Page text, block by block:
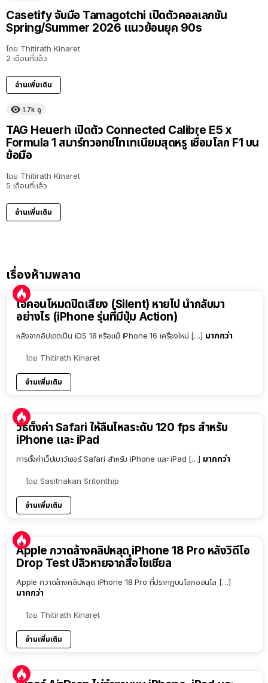
Casetify จับมือ Tamagotchi เปิดตัวคอลเลกชัน
Spring/Summer 2026 แนวย้อนยุค 90s
โดย Thitirath Kinaret
2 เดือนที่แล้ว
อ่านเพิ่มเติม
1.7k ดู
TAG Heuerh เปิดตัว Connected Calibre E5 x
Formula 1 สมาร์ทวอทช์ไทเทเนียมสุดหรู เชื่อมโลก F1 บน
ข้อมือ
โดย Thitirath Kinaret
5 เดือนที่แล้ว
อ่านเพิ่มเติม
เรื่องห้ามพลาด
ไอคอนโหมดปิดเสียง (Silent) หายไป นำกลับมา
อย่างไร (iPhone รุ่นที่มีปุ่ม Action)
หลังจากอัปเดตเป็น iOS 18 หรือแม้ iPhone 16 เครื่องใหม่ […] มากกว่า
โดย Thitirath Kinaret
อ่านเพิ่มเติม
วิธีตั้งค่า Safari ให้ลื่นไหลระดับ 120 fps สำหรับ
iPhone และ iPad
การตั้งค่าเว็ปเบาว์เซอร์ Safari สำหรับ iPhone และ iPad […] มากกว่า
โดย Sasithakan Sritonthip
อ่านเพิ่มเติม
Apple กวาดล้างคลิปหลุด iPhone 18 Pro หลังวิดีโอ
Drop Test ปลิวหายจากสื่อโซเชียล
Apple กวาดล้างคลิปหลุด iPhone 18 Pro ที่ปรากฏบนโลกออนไล […]
มากกว่า
โดย Thitirath Kinaret
อ่านเพิ่มเติม